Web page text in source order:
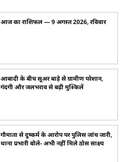
आज का राशिफल — 9 अगस्त 2026, रविवार
आबादी के बीच सूअर बाड़े से ग्रामीण परेशान,
गंदगी और जलभराव से बढ़ी मुश्किलें
गौमाता से दुष्कर्म के आरोप पर पुलिस जांच जारी,
थाना प्रभारी बोले- अभी नहीं मिले ठोस साक्ष्य